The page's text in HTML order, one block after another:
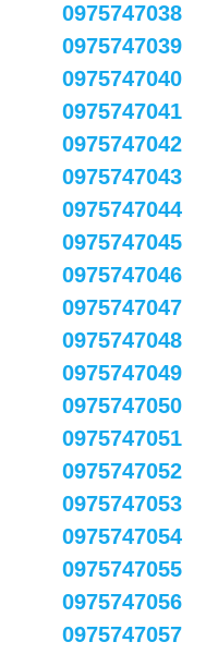
0975747038
0975747039
0975747040
0975747041
0975747042
0975747043
0975747044
0975747045
0975747046
0975747047
0975747048
0975747049
0975747050
0975747051
0975747052
0975747053
0975747054
0975747055
0975747056
0975747057